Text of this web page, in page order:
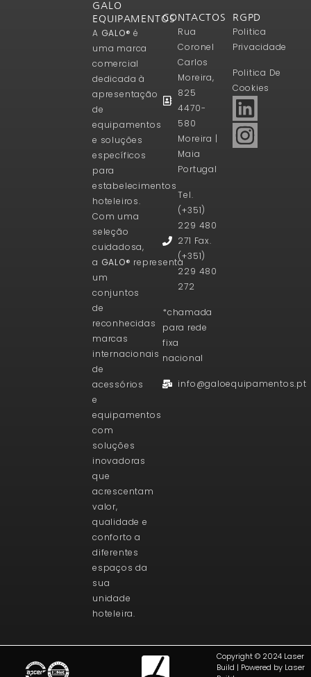
GALO
EQUIPAMENTOS
A GALO® é
uma marca
comercial
dedicada à
apresentação
de
equipamentos
e soluções
específicos
para
estabelecimentos
hoteleiros.
Com uma
seleção
cuidadosa,
a GALO® representa
um
conjuntos
de
reconhecidas
marcas
internacionais
de
acessórios
e
equipamentos
com
soluções
inovadoras
que
acrescentam
valor,
qualidade e
conforto a
diferentes
espaços da
sua
unidade
hoteleira.
CONTACTOS
Rua
Coronel
Carlos
Moreira,
825
4470-
580
Moreira |
Maia
Portugal
Tel.
(+351)
229 480
271 Fax.
(+351)
229 480
272
*chamada
para rede
fixa
nacional
info@galoequipamentos.pt
RGPD
Politica
Privacidade
Politica De
Cookies
Copyright © 2024 Laser
Build | Powered by Laser